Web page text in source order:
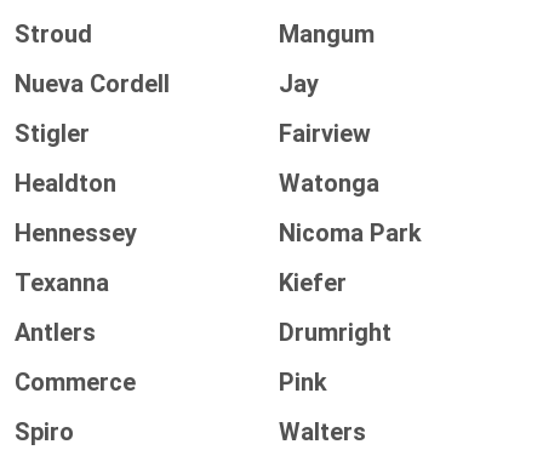
Stroud
Mangum
Nueva Cordell
Jay
Stigler
Fairview
Healdton
Watonga
Hennessey
Nicoma Park
Texanna
Kiefer
Antlers
Drumright
Commerce
Pink
Spiro
Walters